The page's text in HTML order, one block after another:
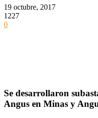
19 octubre, 2017
1227
0
Se desarrollaron
Angus en Minas y